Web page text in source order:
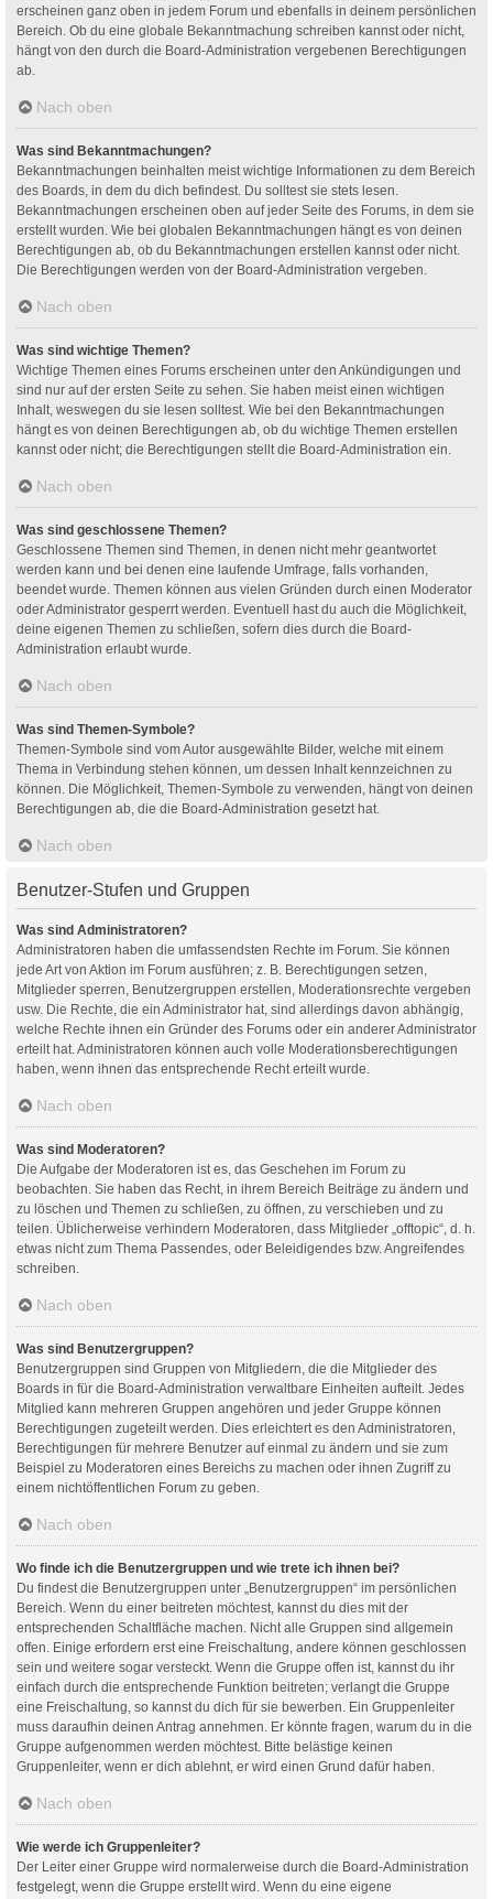
erscheinen ganz oben in jedem Forum und ebenfalls in deinem persönlichen
Bereich. Ob du eine globale Bekanntmachung schreiben kannst oder nicht,
hängt von den durch die Board-Administration vergebenen Berechtigungen
ab.
Nach oben
Was sind Bekanntmachungen?
Bekanntmachungen beinhalten meist wichtige Informationen zu dem Bereich
des Boards, in dem du dich befindest. Du solltest sie stets lesen.
Bekanntmachungen erscheinen oben auf jeder Seite des Forums, in dem sie
erstellt wurden. Wie bei globalen Bekanntmachungen hängt es von deinen
Berechtigungen ab, ob du Bekanntmachungen erstellen kannst oder nicht.
Die Berechtigungen werden von der Board-Administration vergeben.
Nach oben
Was sind wichtige Themen?
Wichtige Themen eines Forums erscheinen unter den Ankündigungen und
sind nur auf der ersten Seite zu sehen. Sie haben meist einen wichtigen
Inhalt, weswegen du sie lesen solltest. Wie bei den Bekanntmachungen
hängt es von deinen Berechtigungen ab, ob du wichtige Themen erstellen
kannst oder nicht; die Berechtigungen stellt die Board-Administration ein.
Nach oben
Was sind geschlossene Themen?
Geschlossene Themen sind Themen, in denen nicht mehr geantwortet
werden kann und bei denen eine laufende Umfrage, falls vorhanden,
beendet wurde. Themen können aus vielen Gründen durch einen Moderator
oder Administrator gesperrt werden. Eventuell hast du auch die Möglichkeit,
deine eigenen Themen zu schließen, sofern dies durch die Board-
Administration erlaubt wurde.
Nach oben
Was sind Themen-Symbole?
Themen-Symbole sind vom Autor ausgewählte Bilder, welche mit einem
Thema in Verbindung stehen können, um dessen Inhalt kennzeichnen zu
können. Die Möglichkeit, Themen-Symbole zu verwenden, hängt von deinen
Berechtigungen ab, die die Board-Administration gesetzt hat.
Nach oben
Benutzer-Stufen und Gruppen
Was sind Administratoren?
Administratoren haben die umfassendsten Rechte im Forum. Sie können
jede Art von Aktion im Forum ausführen; z. B. Berechtigungen setzen,
Mitglieder sperren, Benutzergruppen erstellen, Moderationsrechte vergeben
usw. Die Rechte, die ein Administrator hat, sind allerdings davon abhängig,
welche Rechte ihnen ein Gründer des Forums oder ein anderer Administrator
erteilt hat. Administratoren können auch volle Moderationsberechtigungen
haben, wenn ihnen das entsprechende Recht erteilt wurde.
Nach oben
Was sind Moderatoren?
Die Aufgabe der Moderatoren ist es, das Geschehen im Forum zu
beobachten. Sie haben das Recht, in ihrem Bereich Beiträge zu ändern und
zu löschen und Themen zu schließen, zu öffnen, zu verschieben und zu
teilen. Üblicherweise verhindern Moderatoren, dass Mitglieder „offtopic“, d. h.
etwas nicht zum Thema Passendes, oder Beleidigendes bzw. Angreifendes
schreiben.
Nach oben
Was sind Benutzergruppen?
Benutzergruppen sind Gruppen von Mitgliedern, die die Mitglieder des
Boards in für die Board-Administration verwaltbare Einheiten aufteilt. Jedes
Mitglied kann mehreren Gruppen angehören und jeder Gruppe können
Berechtigungen zugeteilt werden. Dies erleichtert es den Administratoren,
Berechtigungen für mehrere Benutzer auf einmal zu ändern und sie zum
Beispiel zu Moderatoren eines Bereichs zu machen oder ihnen Zugriff zu
einem nichtöffentlichen Forum zu geben.
Nach oben
Wo finde ich die Benutzergruppen und wie trete ich ihnen bei?
Du findest die Benutzergruppen unter „Benutzergruppen“ im persönlichen
Bereich. Wenn du einer beitreten möchtest, kannst du dies mit der
entsprechenden Schaltfläche machen. Nicht alle Gruppen sind allgemein
offen. Einige erfordern erst eine Freischaltung, andere können geschlossen
sein und weitere sogar versteckt. Wenn die Gruppe offen ist, kannst du ihr
einfach durch die entsprechende Funktion beitreten; verlangt die Gruppe
eine Freischaltung, so kannst du dich für sie bewerben. Ein Gruppenleiter
muss daraufhin deinen Antrag annehmen. Er könnte fragen, warum du in die
Gruppe aufgenommen werden möchtest. Bitte belästige keinen
Gruppenleiter, wenn er dich ablehnt, er wird einen Grund dafür haben.
Nach oben
Wie werde ich Gruppenleiter?
Der Leiter einer Gruppe wird normalerweise durch die Board-Administration
festgelegt, wenn die Gruppe erstellt wird. Wenn du eine eigene